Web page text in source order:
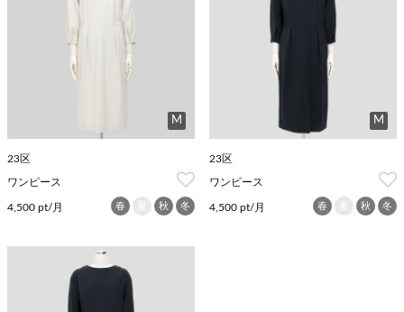
M
23区
ワンピース
4,500 pt/月 春 秋 冬
M
23区
ワンピース
4,500 pt/月 春 秋 冬